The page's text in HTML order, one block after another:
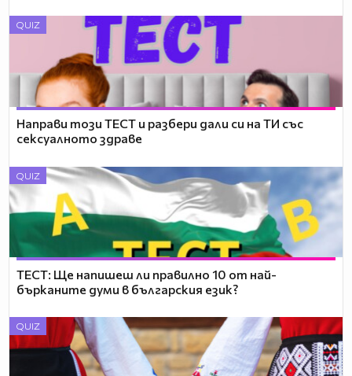
QUIZ
Направи този ТЕСТ и разбери дали си на ТИ със
сексуалното здраве
QUIZ
ТЕСТ: Ще напишеш ли правилно 10 от най-
бърканите думи в българския език?
QUIZ